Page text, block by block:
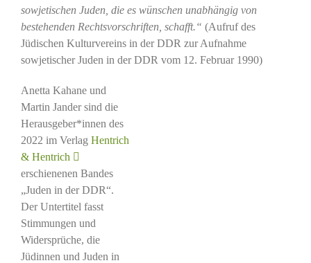
sowjetischen Juden, die es wünschen unabhängig von
bestehenden Rechtsvorschriften, schafft.“ (Aufruf des
Jüdischen Kulturvereins in der DDR zur Aufnahme
sowjetischer Juden in der DDR vom 12. Februar 1990)
Anetta Kahane und
Martin Jander sind die
Herausgeber*innen des
2022 im Verlag Hentrich
& Hentrich
erschienenen Bandes
„Juden in der DDR“.
Der Untertitel fasst
Stimmungen und
Widersprüche, die
Jüdinnen und Juden in